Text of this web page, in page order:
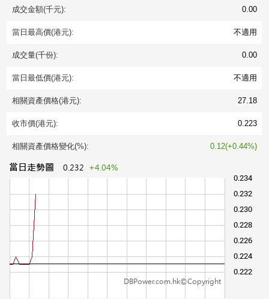
成交金額(千元): 0.00
當日最高價(港元): 不適用
成交量(千份): 0.00
當日最低價(港元): 不適用
相關資產價格(港元): 27.18
收市價(港元): 0.223
相關資產價格變化(%): 0.12(+0.44%)